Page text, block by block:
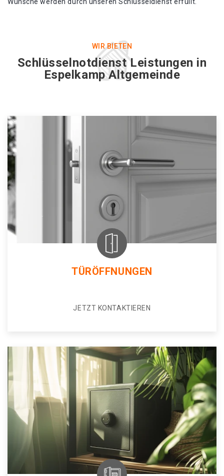
WIR BIETEN
Schlüsselnotdienst Leistungen in
Espelkamp Altgemeinde
TÜRÖFFNUNGEN
JETZT KONTAKTIEREN